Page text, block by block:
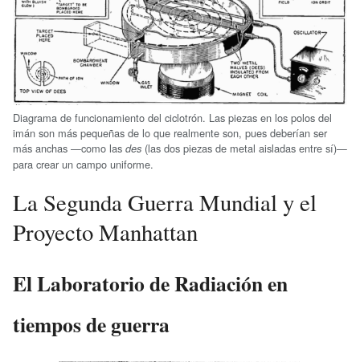
Diagrama de funcionamiento del ciclotrón. Las piezas en los polos del
imán son más pequeñas de lo que realmente son, pues deberían ser
más anchas —como las des (las dos piezas de metal aisladas entre sí)—
para crear un campo uniforme.
La Segunda Guerra Mundial y el
Proyecto Manhattan
El Laboratorio de Radiación en
tiempos de guerra